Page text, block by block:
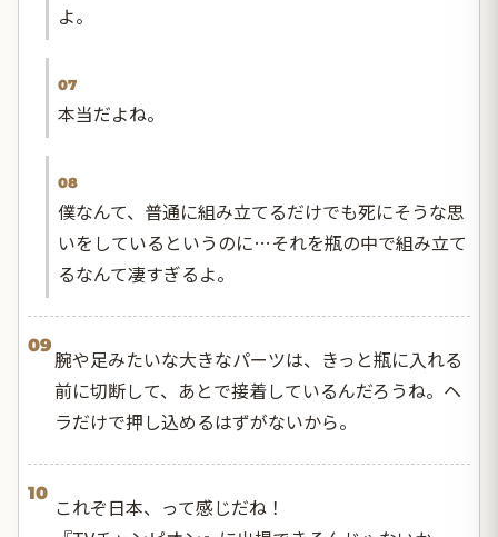
よ。
07
本当だよね。
08
僕なんて、普通に組み立てるだけでも死にそうな思
いをしているというのに…それを瓶の中で組み立て
るなんて凄すぎるよ。
09
腕や足みたいな大きなパーツは、きっと瓶に入れる
前に切断して、あとで接着しているんだろうね。ヘ
ラだけで押し込めるはずがないから。
10
これぞ日本、って感じだね！